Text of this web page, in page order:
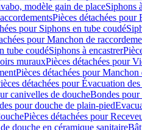
modèle gain de placeSiphons
Pièces détachées pour
pour Siphons en tube coudé
pour Manchon de
tube coudéSiphons à encastrer
murauxPièces détachées pour
Pièces détachées pour
détachées pour Évacuation
canivelles de doucheBondes pour
pour douche de plain-pied
Pièces détachées pour
douche en céramique sanitaire